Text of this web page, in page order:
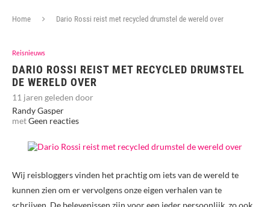
Home Dario Rossi reist met recycled drumstel de wereld over
Reisnieuws
DARIO ROSSI REIST MET RECYCLED DRUMSTEL
DE WERELD OVER
11 jaren geleden door
Randy Gasper
metGeen reacties
Wij reisbloggers vinden het prachtig om iets van de wereld te
kunnen zien om er vervolgens onze eigen verhalen van te